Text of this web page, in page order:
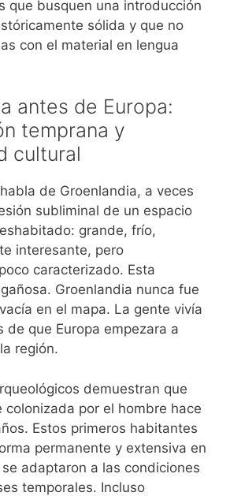
que busquen una introducción
sólida y que no
con el material en lengua
antes de Europa:
temprana y
cultural
de Groenlandia, a veces
subliminal de un espacio
grande, frío,
interesante, pero
caracterizado. Esta
Groenlandia nunca fue
en el mapa. La gente vivía
de que Europa empezara a
región.
demuestran que
colonizada por el hombre hace
Estos primeros habitantes
permanente y extensiva en
adaptaron a las condiciones
temporales. Incluso